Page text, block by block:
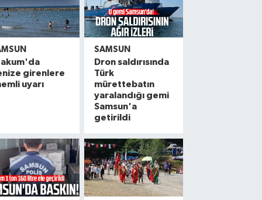
girenlere
uyarı
SAMSUN
Dron saldırısında
Türk
mürettebatın
yaralandığı gemi
Samsun'a
getirildi